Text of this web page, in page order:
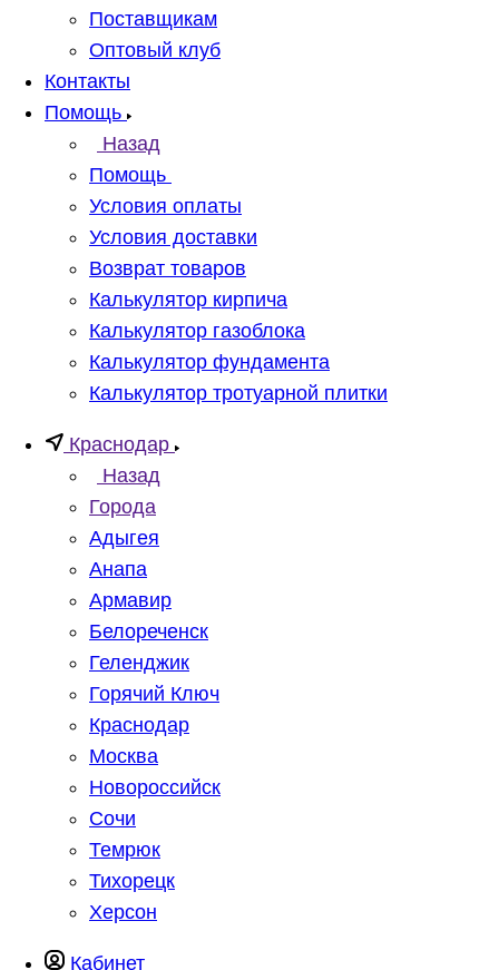
Поставщикам
Оптовый клуб
Контакты
Помощь
Назад
Помощь
Условия оплаты
Условия доставки
Возврат товаров
Калькулятор кирпича
Калькулятор газоблока
Калькулятор фундамента
Калькулятор тротуарной плитки
Краснодар
Назад
Города
Адыгея
Анапа
Армавир
Белореченск
Геленджик
Горячий Ключ
Краснодар
Москва
Новороссийск
Сочи
Темрюк
Тихорецк
Херсон
Кабинет